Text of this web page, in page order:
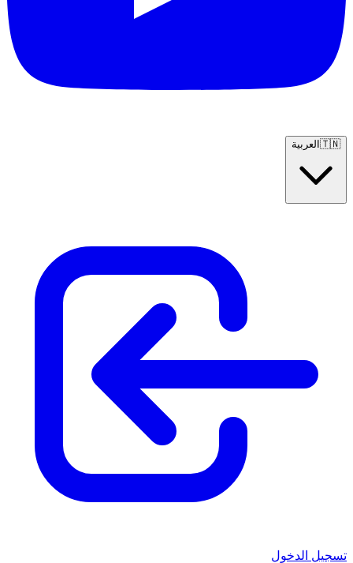
🇹🇳 العربية
تسجيل الدخول